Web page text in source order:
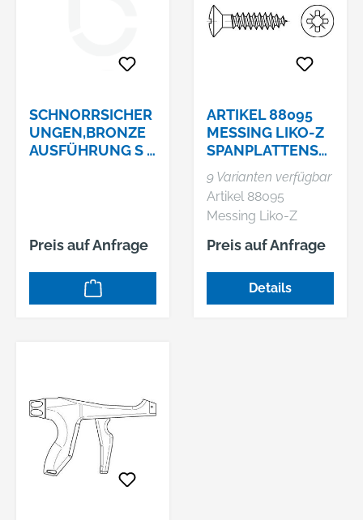
SCHNORRSICHER
UNGEN,BRONZE
AUSFÜHRUNG S 8
Preis auf Anfrage
ARTIKEL 88095
MESSING LIKO-Z
SPANPLATTENSC
HRAUBEN,
LINSENSENKKOP
F, POZIDRIV-KREU
9 Varianten verfügbar
Artikel 88095
Messing Liko-Z
Spanplattenschraub
en, Linsensenkkopf,
Pozidriv-Kreuzschlitz
Preis auf Anfrage
Details